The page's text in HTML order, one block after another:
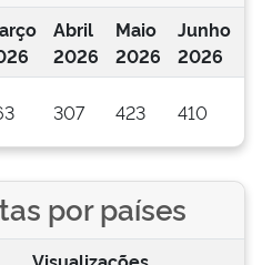
Abril
2026
Maio
2026
Junho
2026
307 423 410
por países